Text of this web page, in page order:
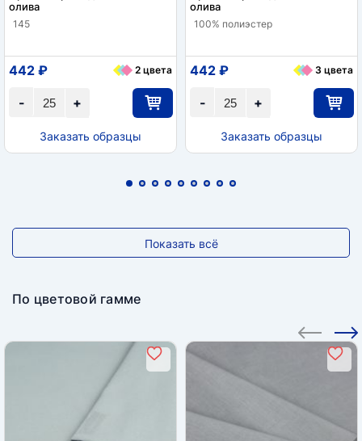
олива
145
+
-
442 ₽ 2 цвета
Заказать образцы
олива
100% полиэстер
+
-
442 ₽ 3 цвета
Заказать образцы
Показать всё
По цветовой гамме